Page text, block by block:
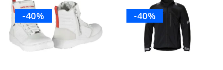
-40% -40%